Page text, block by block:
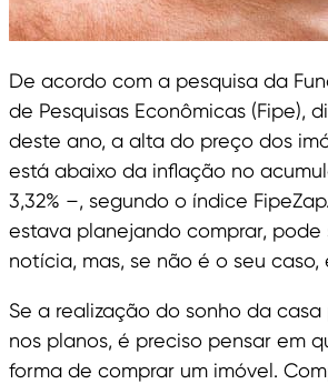
De acordo com a pesquisa da
de Pesquisas Econômicas (Fipe),
deste ano, a alta do preço dos
está abaixo da inflação no
3,32% –, segundo o índice
estava planejando comprar, pode
notícia, mas, se não é o seu caso,
Se a realização do sonho da
nos planos, é preciso pensar em
forma de comprar um imóvel.